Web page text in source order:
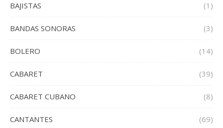
BAJISTAS (1)
BANDAS SONORAS (3)
BOLERO (14)
CABARET (39)
CABARET CUBANO (8)
CANTANTES (69)